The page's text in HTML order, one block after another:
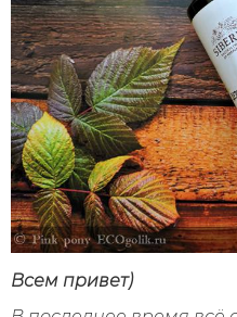
Всем привет)